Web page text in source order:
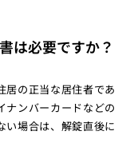
は必要ですか？
居の正当な居住者であ
ナンバーカードなどの
い場合は、解錠直後に